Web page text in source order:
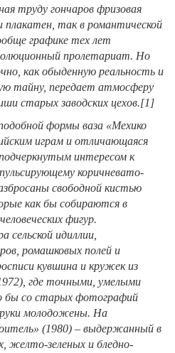
труду гончаров фризовая
плакатен, так в романтической
графике тех лет
пролетариат. Но
как обыденную реальность и
тайну, передает атмосферу
старых заводских цехов.[1]
формы ваза «Мехико
играм и отличающаяся
интересом к
коричневато-
свободной кистью
как бы собираются в
фигур.
идиллии,
ромашковых полей и
кувшина и кружек из
где точными, умелыми
бы со старых фотографий
молодожены. На
(1980) – выдержанный в
желто-зеленых и бледно-